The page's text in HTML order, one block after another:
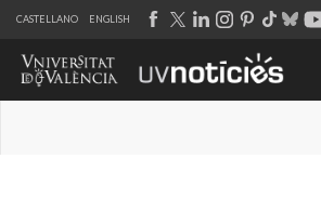
CASTELLANO ENGLISH